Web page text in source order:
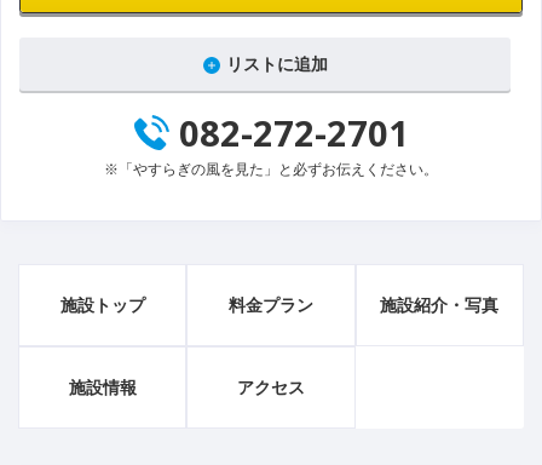
リストに追加
082-272-2701
※「やすらぎの風を見た」と必ずお伝えください。
施設トップ 料金プラン 施設紹介・写真
施設情報 アクセス